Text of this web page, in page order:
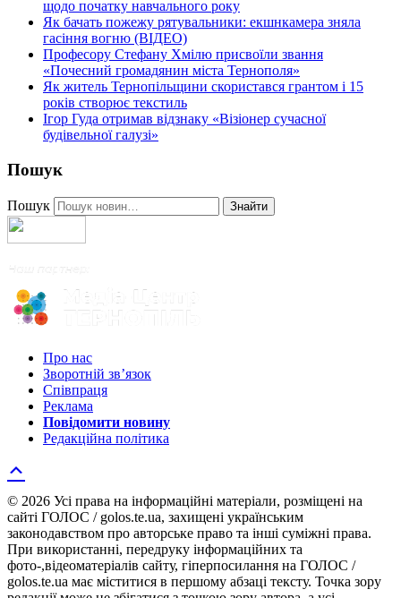
щодо початку навчального року
Як бачать пожежу рятувальники: екшнкамера зняла
гасіння вогню (ВІДЕО)
Професору Стефану Хмілю присвоїли звання
«Почесний громадянин міста Тернополя»
Як житель Тернопільщини скористався грантом і 15
років створює текстиль
Ігор Гуда отримав відзнаку «Візіонер сучасної
будівельної галузі»
Пошук
Пошук Знайти
Про нас
Зворотній зв’язок
Співпраця
Реклама
Повідомити новину
Редакційна політика
© 2026 Усі права на інформаційні матеріали, розміщені на
сайті ГОЛОС / golos.te.ua, захищені українським
законодавством про авторське право та інші суміжні права.
При використанні, передруку інформаційних та
фото-,відеоматеріалів сайту, гіперпосилання на ГОЛОС /
golos.te.ua має міститися в першому абзаці тексту. Точка зору